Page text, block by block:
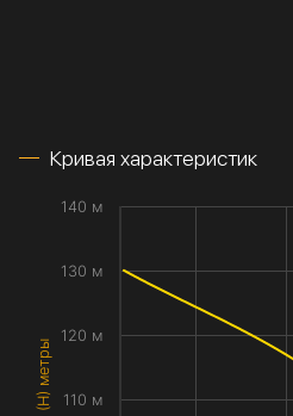
Кривая характеристик
110 м
120 м
130 м
140 м